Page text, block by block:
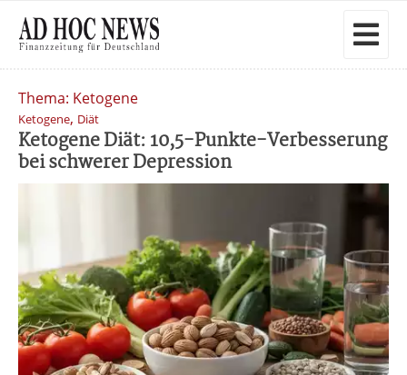
Thema: Ketogene
Ketogene, Diät
Ketogene Diät: 10,5-Punkte-Verbesserung
bei schwerer Depression